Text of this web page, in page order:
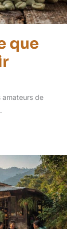
que
amateurs de